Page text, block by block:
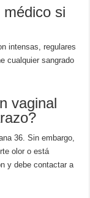
si
intensas, regulares
cualquier sangrado
vaginal
36. Sin embargo,
olor o está
y debe contactar a